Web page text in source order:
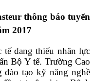
thông báo tuyển
2017
đang thiếu nhân lực
Bộ Y tế. Trường Cao
đào tạo kỹ năng nghề